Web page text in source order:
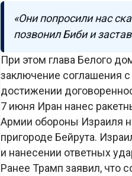
«Они попросили нас
позвонил Биби и
При этом глава Белого
заключение соглашения с
достижении
7 июня Иран нанес
Армии обороны Израиля
пригороде Бейрута.
и нанесении ответных
Ранее Трамп заявил, что